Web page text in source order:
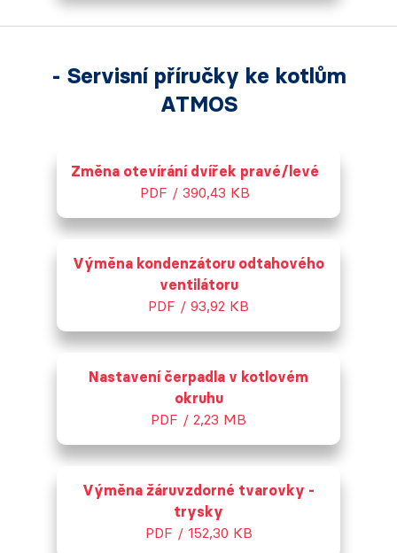
- Servisní příručky ke kotlům
ATMOS
Změna otevírání dvířek pravé/levé
PDF / 390,43 KB
Výměna kondenzátoru odtahového
ventilátoru
PDF / 93,92 KB
Nastavení čerpadla v kotlovém
okruhu
PDF / 2,23 MB
Výměna žáruvzdorné tvarovky -
trysky
PDF / 152,30 KB